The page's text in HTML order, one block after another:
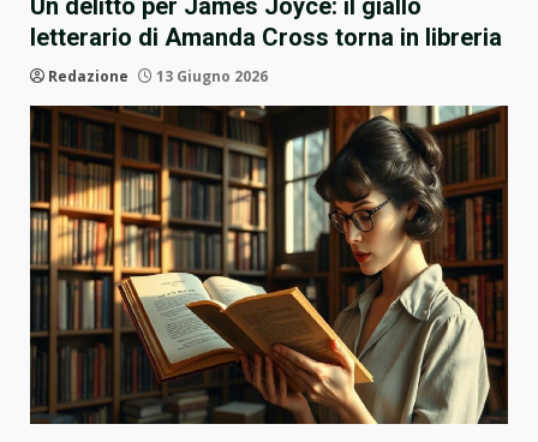
Un delitto per James Joyce: il giallo
letterario di Amanda Cross torna in libreria
Redazione 13 Giugno 2026